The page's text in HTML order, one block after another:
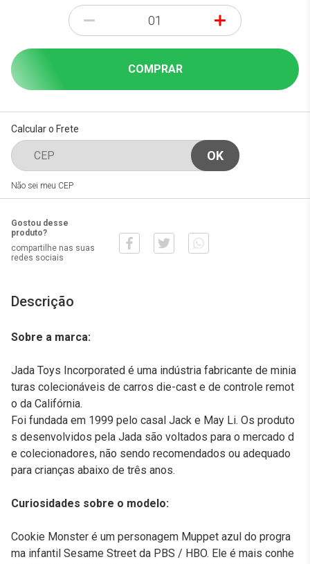
- +
COMPRAR
Calcular o Frete
Não sei meu CEP
Gostou desse
produto?
compartilhe nas suas
redes sociais
Descrição
Sobre a marca:
Jada Toys Incorporated é uma indústria fabricante de minia
turas colecionáveis de carros die-cast e de controle remot
o da Califórnia.
Foi fundada em 1999 pelo casal Jack e May Li. Os produto
s desenvolvidos pela Jada são voltados para o mercado d
e colecionadores, não sendo recomendados ou adequado
para crianças abaixo de três anos.
Curiosidades sobre o modelo:
Cookie Monster é um personagem Muppet azul do progra
ma infantil Sesame Street da PBS / HBO. Ele é mais conhe